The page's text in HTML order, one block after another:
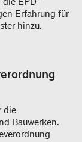
Erfahrung für
hinzu.
die
Bauwerken.